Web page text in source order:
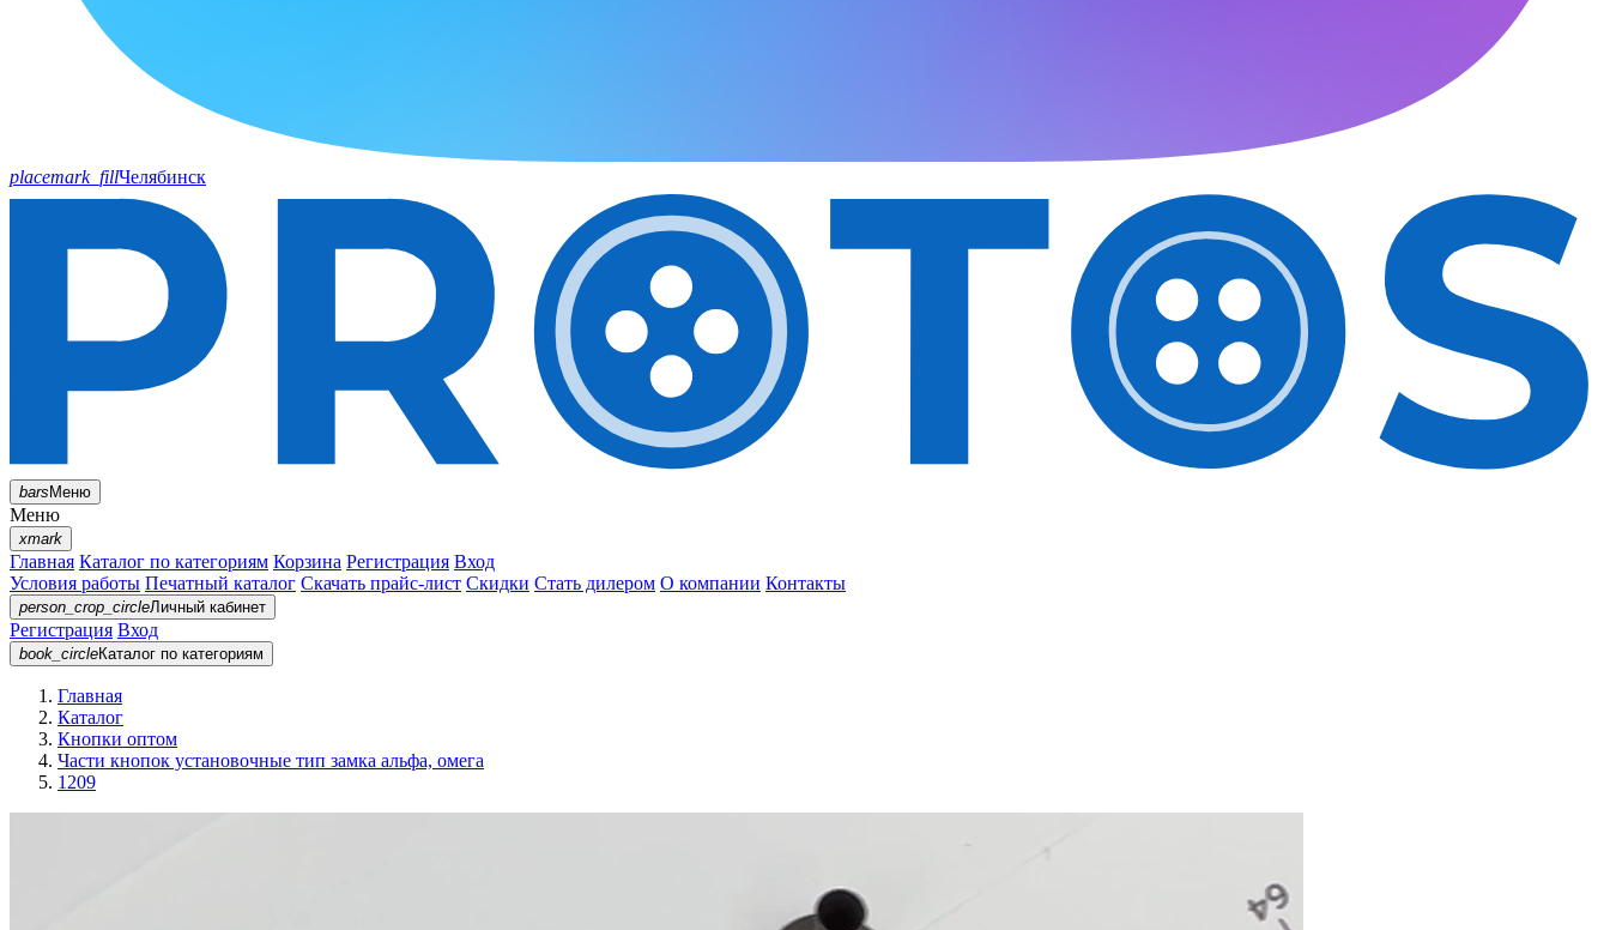
placemark_fillЧелябинск
barsМеню
Меню
xmark
Главная Каталог по категориям Корзина Регистрация Вход
Условия работы Печатный каталог Скачать прайс-лист Скидки Стать дилером О компании Контакты
person_crop_circleЛичный кабинет
Регистрация Вход
book_circleКаталог по категориям
Главная
Каталог
Кнопки оптом
Части кнопок установочные тип замка альфа, омега
1209